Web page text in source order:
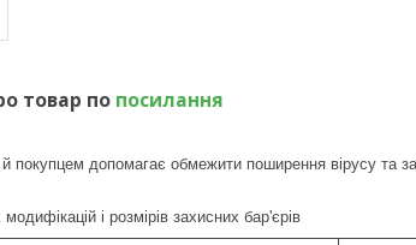
товар по посилання
допомагає обмежити поширення вірусу та
і розмірів захисних бар'єрів